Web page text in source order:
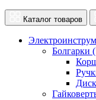
Каталог товаров
Болгарки